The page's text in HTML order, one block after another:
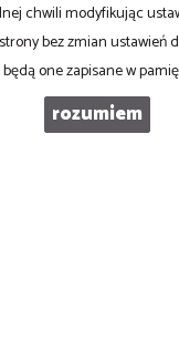
chwili modyfikując
bez zmian ustawień
one zapisane w
rozumiem